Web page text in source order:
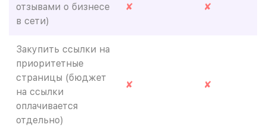
отзывами о бизнесе
в сети)
✘ ✘
Закупить ссылки на
приоритетные
страницы (бюджет
на ссылки
оплачивается
отдельно)
✘ ✘